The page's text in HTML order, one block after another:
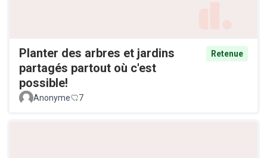
Planter des arbres et jardins
partagés partout où c'est
possible!
Retenue
Anonyme 7